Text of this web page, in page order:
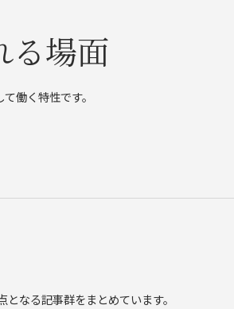
る場面
働く特性です。
なる記事群をまとめています。